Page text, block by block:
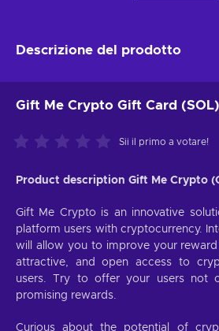
Descrizione del prodotto
Gift Me Crypto Gift Card
Sii il primo a votare!
Product description Gift Me Crypto
Gift Me Crypto is an innovative
platform users with cryptocurrency.
will allow you to improve your
attractive, and open access to
users. Try to offer your users not
promising rewards.
Curious about the potential of